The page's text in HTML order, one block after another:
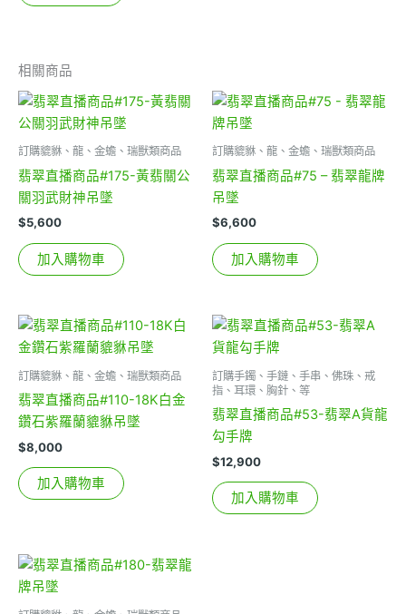
相關商品
訂購貔貅、龍、金蟾、瑞獸類商品
翡翠直播商品#175-黃翡關公
關羽武財神吊墜
$5,600
加入購物車
訂購貔貅、龍、金蟾、瑞獸類商品
翡翠直播商品#75 – 翡翠龍牌
吊墜
$6,600
加入購物車
訂購貔貅、龍、金蟾、瑞獸類商品
翡翠直播商品#110-18K白金
鑽石紫羅蘭貔貅吊墜
$8,000
加入購物車
訂購手鐲、手鏈、手串、佛珠、戒
指、耳環、胸針、等
翡翠直播商品#53-翡翠A貨龍
勾手牌
$12,900
加入購物車